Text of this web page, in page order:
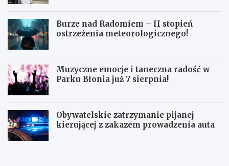
Burze nad Radomiem – II stopień
ostrzeżenia meteorologicznego!
Muzyczne emocje i taneczna radość w
Parku Błonia już 7 sierpnia!
Obywatelskie zatrzymanie pijanej
kierującej z zakazem prowadzenia auta
G
B